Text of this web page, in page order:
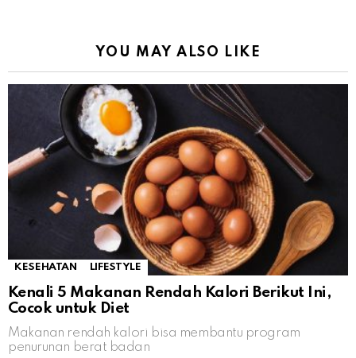
YOU MAY ALSO LIKE
KESEHATAN LIFESTYLE
Kenali 5 Makanan Rendah Kalori Berikut Ini,
Cocok untuk Diet
Makanan rendah kalori bisa membantu program
penurunan berat badan